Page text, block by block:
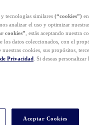
tecnologías similares (“cookies”)
analizar el uso y optimizar
cookies” , estás aceptando nuestra
los datos coleccionados, con el
cookies, sus propósitos,
Privacidad . Si deseas
Aceptar Cookies